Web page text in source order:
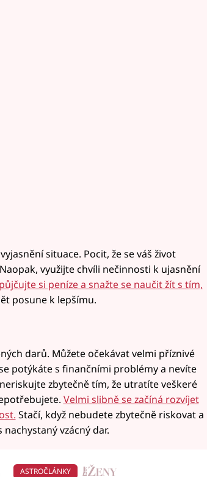
situace. Pocit, že se váš život
využijte chvíli nečinnosti k ujasnění
si peníze a snažte se naučit žít s tím,
posune k lepšímu.
darů. Můžete očekávat velmi příznivé
potýkáte s finančními problémy a nevíte
zbytečně tím, že utratíte veškeré
Velmi slibně se začíná rozvíjet
Stačí, když nebudete zbytečně riskovat a
vzácný dar.
ASTROČLÁNKY